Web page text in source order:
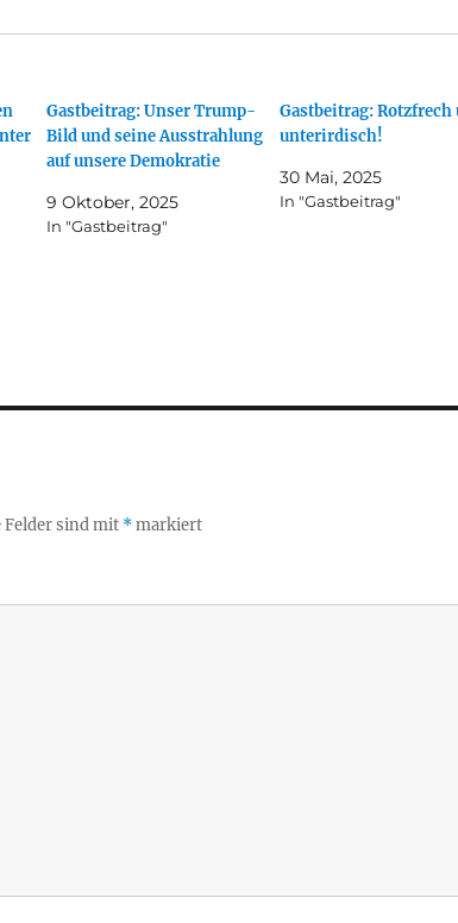
Gastbeitrag: Unser Trump-
Bild und seine Ausstrahlung
auf unsere Demokratie
9 Oktober, 2025
In "Gastbeitrag"
Gastbeitrag: Rotzfrech
unterirdisch!
30 Mai, 2025
In "Gastbeitrag"
sind mit *markiert